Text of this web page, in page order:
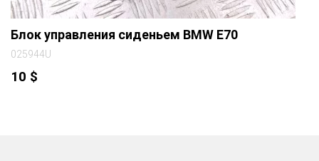
Блок управления сиденьем BMW E70
025944U
10 $